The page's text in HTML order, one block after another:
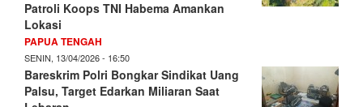
Patroli Koops TNI Habema Amankan
Lokasi
PAPUA TENGAH
SENIN, 13/04/2026 - 16:50
Bareskrim Polri Bongkar Sindikat Uang
Palsu, Target Edarkan Miliaran Saat